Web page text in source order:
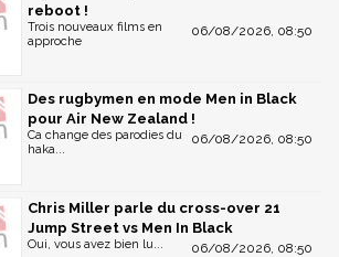
reboot !
06/08/2026, 08:50
Trois nouveaux films en
approche
Des rugbymen en mode Men in Black
pour Air New Zealand !
06/08/2026, 08:50
Ca change des parodies du
haka...
Chris Miller parle du cross-over 21
Jump Street vs Men In Black
06/08/2026, 08:50
Oui, vous avez bien lu...